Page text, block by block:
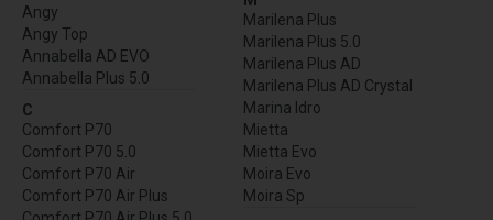
Angy
Angy Top
Annabella AD EVO
Annabella Plus 5.0
C
Comfort P70
Comfort P70 5.0
Comfort P70 Air
Comfort P70 Air Plus
Marilena Plus
Marilena Plus 5.0
Marilena Plus AD
Marilena Plus AD Crystal
Marina Idro
Mietta
Mietta Evo
Moira Evo
Moira Sp